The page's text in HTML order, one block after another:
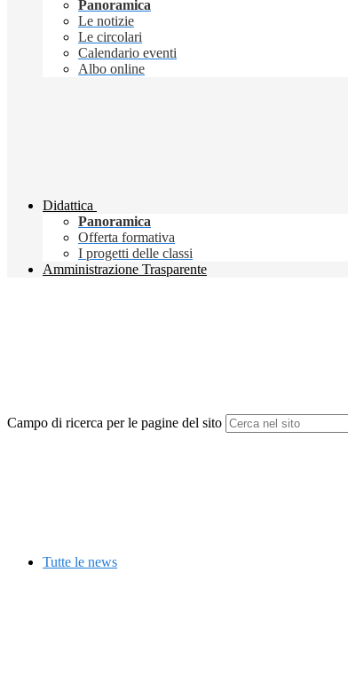
Panoramica
Le notizie
Le circolari
Calendario eventi
Albo online
Didattica
Panoramica
Offerta formativa
I progetti delle classi
Amministrazione Trasparente
Campo di ricerca per le pagine del sito
Tutte le news